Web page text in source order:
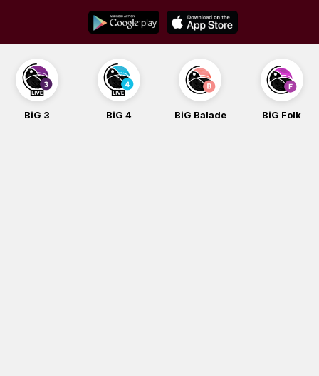
content
BiG 3 BiG 4 BiG Balade BiG Folk